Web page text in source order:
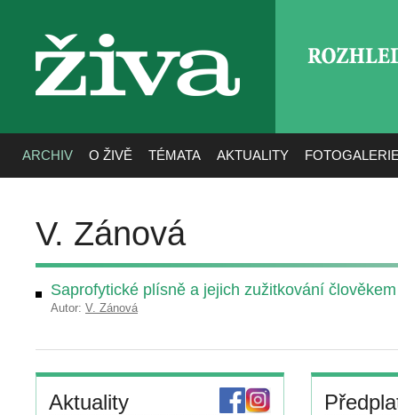
živa
ARCHIV O ŽIVĚ TÉMATA AKTUALITY
V. Zánová
Saprofytické plísně a jejich zužitkování člověkem
Autor: V. Zánová
Aktuality